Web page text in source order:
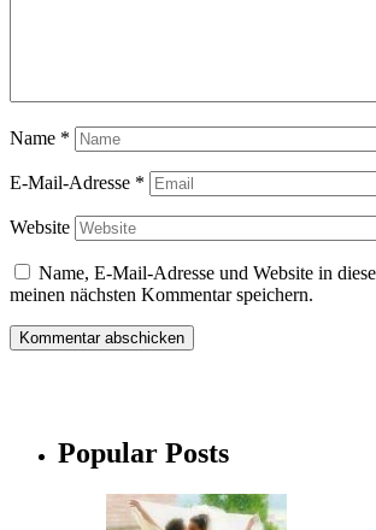
Name *
E-Mail-Adresse *
Website
Name, E-Mail-Adresse und Website in
meinen nächsten Kommentar speichern.
Popular Posts